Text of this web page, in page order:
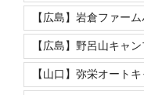
【広島】岩倉ファー
【広島】野呂山キャ
【山口】弥栄オート